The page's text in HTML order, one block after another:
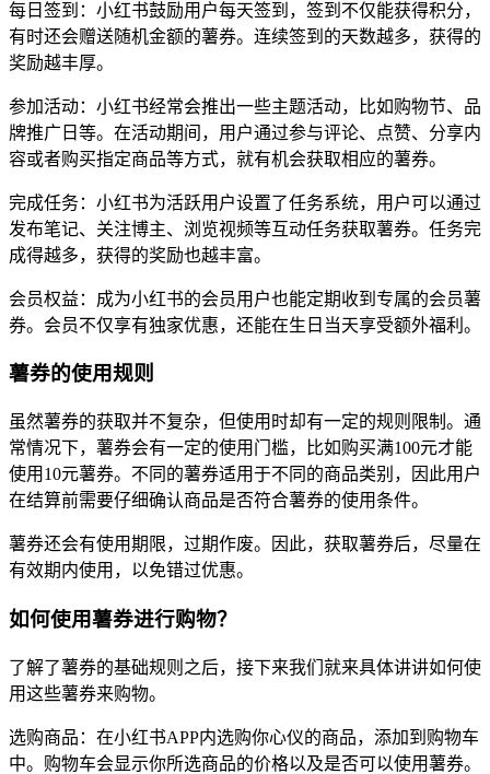
每日签到：小红书鼓励用户每天签到，签到不仅能获得积分，
有时还会赠送随机金额的薯券。连续签到的天数越多，获得的
奖励越丰厚。
参加活动：小红书经常会推出一些主题活动，比如购物节、品
牌推广日等。在活动期间，用户通过参与评论、点赞、分享内
容或者购买指定商品等方式，就有机会获取相应的薯券。
完成任务：小红书为活跃用户设置了任务系统，用户可以通过
发布笔记、关注博主、浏览视频等互动任务获取薯券。任务完
成得越多，获得的奖励也越丰富。
会员权益：成为小红书的会员用户也能定期收到专属的会员薯
券。会员不仅享有独家优惠，还能在生日当天享受额外福利。
薯券的使用规则
虽然薯券的获取并不复杂，但使用时却有一定的规则限制。通
常情况下，薯券会有一定的使用门槛，比如购买满100元才能
使用10元薯券。不同的薯券适用于不同的商品类别，因此用户
在结算前需要仔细确认商品是否符合薯券的使用条件。
薯券还会有使用期限，过期作废。因此，获取薯券后，尽量在
有效期内使用，以免错过优惠。
如何使用薯券进行购物？
了解了薯券的基础规则之后，接下来我们就来具体讲讲如何使
用这些薯券来购物。
选购商品：在小红书APP内选购你心仪的商品，添加到购物车
中。购物车会显示你所选商品的价格以及是否可以使用薯券。